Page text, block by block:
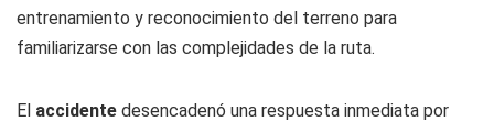
entrenamiento y reconocimiento del terreno para
familiarizarse con las complejidades de la ruta.
El accidente desencadenó una respuesta inmediata por